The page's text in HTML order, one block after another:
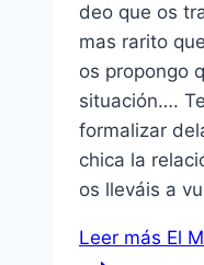
deo que os
mas rarito
os propongo
situación….
formalizar
chica la
os lleváis a
Leer más El